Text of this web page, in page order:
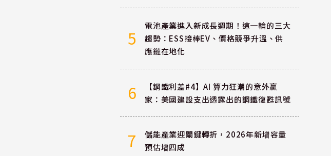
5
電池產業進入新成長週期！這一輪的三大
趨勢：ESS接棒EV、價格競爭升溫、供
應鏈在地化
6
【鋼鐵利差#4】AI 算力狂潮的意外贏
家：美國建設支出透露出的鋼鐵復甦訊號
7
儲能產業迎關鍵轉折，2026年新增容量
預估增四成